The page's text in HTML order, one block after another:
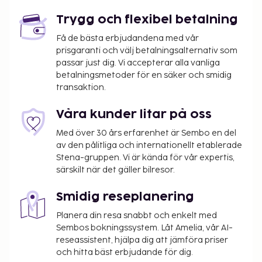
upp till 184 kvadratmeter, däribland konferensrum
och mötesrum. Avgiftsfri parkering erbjuds på plats.
Här erbjuds utomhuspool och fitnesscenter. Detta
hotell har även gratis wi-fi, conciergetjänster och
bröllopstjänster. Du kan äta gott på VANDA
Restaurant, en restaurang restaurang som
specialiserat sig på internationell gastronomi, där
du kan ta en drink i deras loungebar och avnjuta
middagen under bar himmel. Vill du ta det lugnt på
rummet erbjuds även rumsservice (under
begränsade tider). Mingla med andra gäster - här
erbjuds alla gäster gratis mottagning dagligen.
Avsluta dagen med en drink på boendets bar vid
poolen. Frukostbuffé serveras på vardagar mellan
06.00 och 10.30 och på helger mellan 06.00 och
11.00 mot en avgift.
Avgift för frukostbuffé: PHP 850 för vuxna och
Trygg och flexibel betalning
Få de bästa erbjudandena med vår
prisgaranti och välj betalningsalternativ som
passar just dig. Vi accepterar alla vanliga
betalningsmetoder för en säker och smidig
transaktion.
Våra kunder litar på oss
Med över 30 års erfarenhet är Sembo en del
av den pålitliga och internationellt etablerade
Stena-gruppen. Vi är kända för vår expertis,
särskilt när det gäller bilresor.
Smidig reseplanering
Planera din resa snabbt och enkelt med
Sembos bokningssystem. Låt Amelia, vår AI-
reseassistent, hjälpa dig att jämföra priser
och hitta bäst erbjudande för dig.